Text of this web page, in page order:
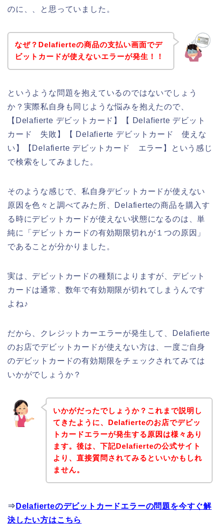
のに、、と思っていました。
なぜ？Delafierteの商品の支払い画面でデ
ビットカードが使えないエラーが発生！！
というような問題を抱えているのではないでしょう
か？実際私自身も同じような悩みを抱えたので、
【Delafierte デビットカード】【 Delafierte デビット
カード 失敗】【 Delafierte デビットカード 使えな
い】【Delafierte デビットカード エラー】という感じ
で検索をしてみました。
そのような感じで、私自身デビットカードが使えない
原因を色々と調べてみた所、Delafierteの商品を購入す
る時にデビットカードが使えない状態になるのは、単
純に「デビットカードの有効期限切れが１つの原因」
であることが分かりました。
実は、デビットカードの種類によりますが、デビット
カードは通常、数年で有効期限が切れてしまうんです
よね♪
だから、クレジットカーエラーが発生して、Delafierte
のお店でデビットカードが使えない方は、一度ご自身
のデビットカードの有効期限をチェックされてみては
いかがでしょうか？
いかがだったでしょうか？これまで説明し
てきたように、Delafierteのお店でデビッ
トカードエラーが発生する原因は様々あり
ます。後は、下記Delafierteの公式サイト
より、直接質問されてみるといいかもしれ
ません。
⇒ Delafierteのデビットカードエラーの問題を今すぐ解
決したい方はこちら